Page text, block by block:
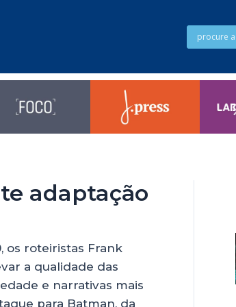
adaptação
os roteiristas Frank
a qualidade das
e narrativas mais
para Batman, da